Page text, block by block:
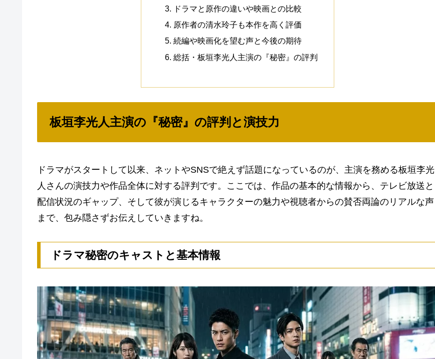
ドラマと原作の違いや映画との比較
原作者の清水玲子も本作を高く評価
続編や映画化を望む声と今後の期待
総括・板垣李光人主演の『秘密』の評判
板垣李光人主演の『秘密』の評判と演技力
ドラマがスタートして以来、ネットやSNSで絶えず話題になっているのが、主演を務める板垣李光
人さんの演技力や作品全体に対する評判です。ここでは、作品の基本的な情報から、テレビ放送と
配信状況のギャップ、そして彼が演じるキャラクターの魅力や視聴者からの賛否両論のリアルな声
まで、包み隠さずお伝えしていきますね。
ドラマ秘密のキャストと基本情報